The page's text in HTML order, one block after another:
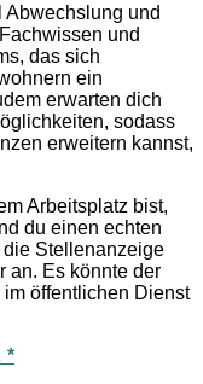
Abwechslung und
und
das sich
ein
erwarten dich
sodass
erweitern kannst,
Arbeitsplatz bist,
du einen echten
Stellenanzeige
an. Es könnte der
öffentlichen Dienst
*